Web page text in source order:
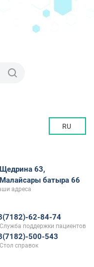
RU
63,
батыра 66
адреса
62-84-74
Служба поддержки пациентов
500-543
Стол справок